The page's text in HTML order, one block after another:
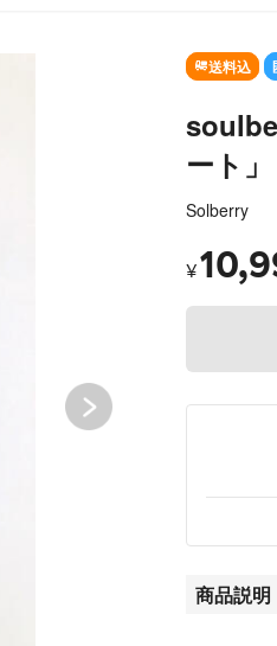
送料込
ート」
Solberry
¥
商品説明